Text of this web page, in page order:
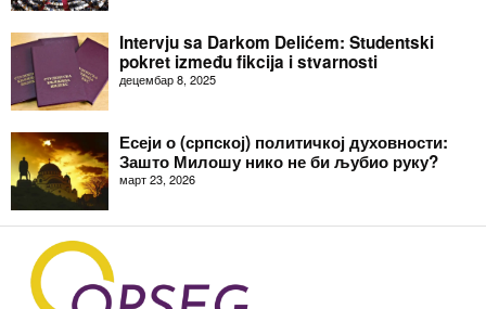
Intervju sa Darkom Delićem: Studentski
pokret između fikcija i stvarnosti
децембар 8, 2025
Есеји о (српској) политичкој духовности:
Зашто Милошу нико не би љубио руку?
март 23, 2026